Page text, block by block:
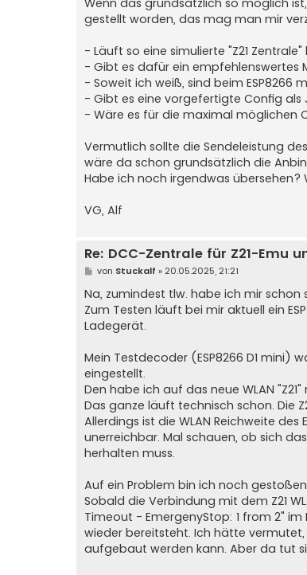
Wenn das grundsätzlich so möglich
gestellt worden, das mag man mir
- Läuft so eine simulierte "Z21
- Gibt es dafür ein empfehlenswertes
- Soweit ich weiß, sind beim ESP8266
- Gibt es eine vorgefertigte Config als
- Wäre es für die maximal möglichen
Vermutlich sollte die Sendeleistung
wäre da schon grundsätzlich die
Habe ich noch irgendwas
VG, Alf
Re: DCC-Zentrale für Z21-Emu
B
i
t
r
a
g
von Stuckalf » 20.05.2025, 21:21
Na, zumindest tlw. habe ich mir schon
Zum Testen läuft bei mir aktuell ein
Ladegerät.
Mein Testdecoder (ESP8266 D1 mini)
eingestellt.
Den habe ich auf das neue WLAN "Z21"
Das ganze läuft technisch schon. Die
Allerdings ist die WLAN Reichweite
unerreichbar. Mal schauen, ob sich
herhalten muss.
Auf ein Problem bin ich noch
Sobald die Verbindung mit dem Z21
Timeout - EmergenyStop: 1 from 2" im
wieder bereitsteht. Ich hätte
aufgebaut werden kann. Aber da tut